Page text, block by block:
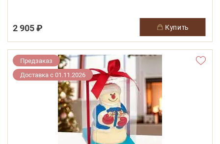
2 905 ₽ купить
Предзаказ
Доставка с 01.11.2026